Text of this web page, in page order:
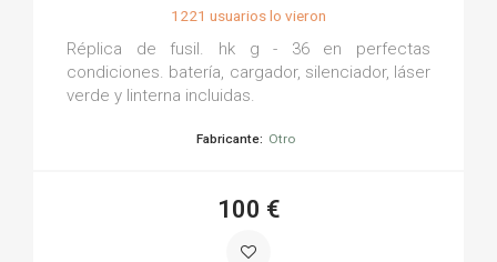
1221 usuarios lo vieron
Réplica de fusil. hk g - 36 en perfectas
condiciones. batería, cargador, silenciador, láser
verde y linterna incluidas.
Fabricante: Otro
100 €